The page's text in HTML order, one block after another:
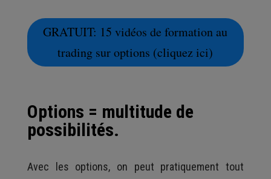
GRATUIT: 15 vidéos de formation au
trading sur options (cliquez ici)
Options = multitude de
possibilités.
Avec les options, on peut pratiquement tout